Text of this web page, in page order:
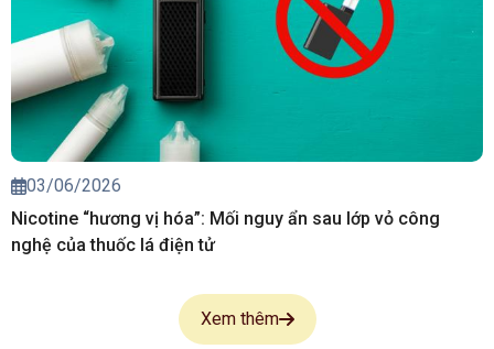
03/06/2026
Nicotine “hương vị hóa”: Mối nguy ẩn sau lớp vỏ công
nghệ của thuốc lá điện tử
Xem thêm